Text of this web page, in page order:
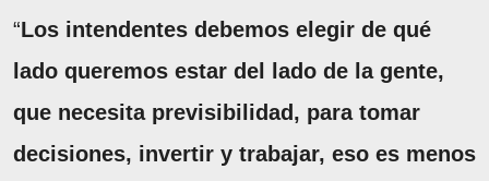
“Los intendentes debemos elegir de qué
lado queremos estar del lado de la gente,
que necesita previsibilidad, para tomar
decisiones, invertir y trabajar, eso es menos